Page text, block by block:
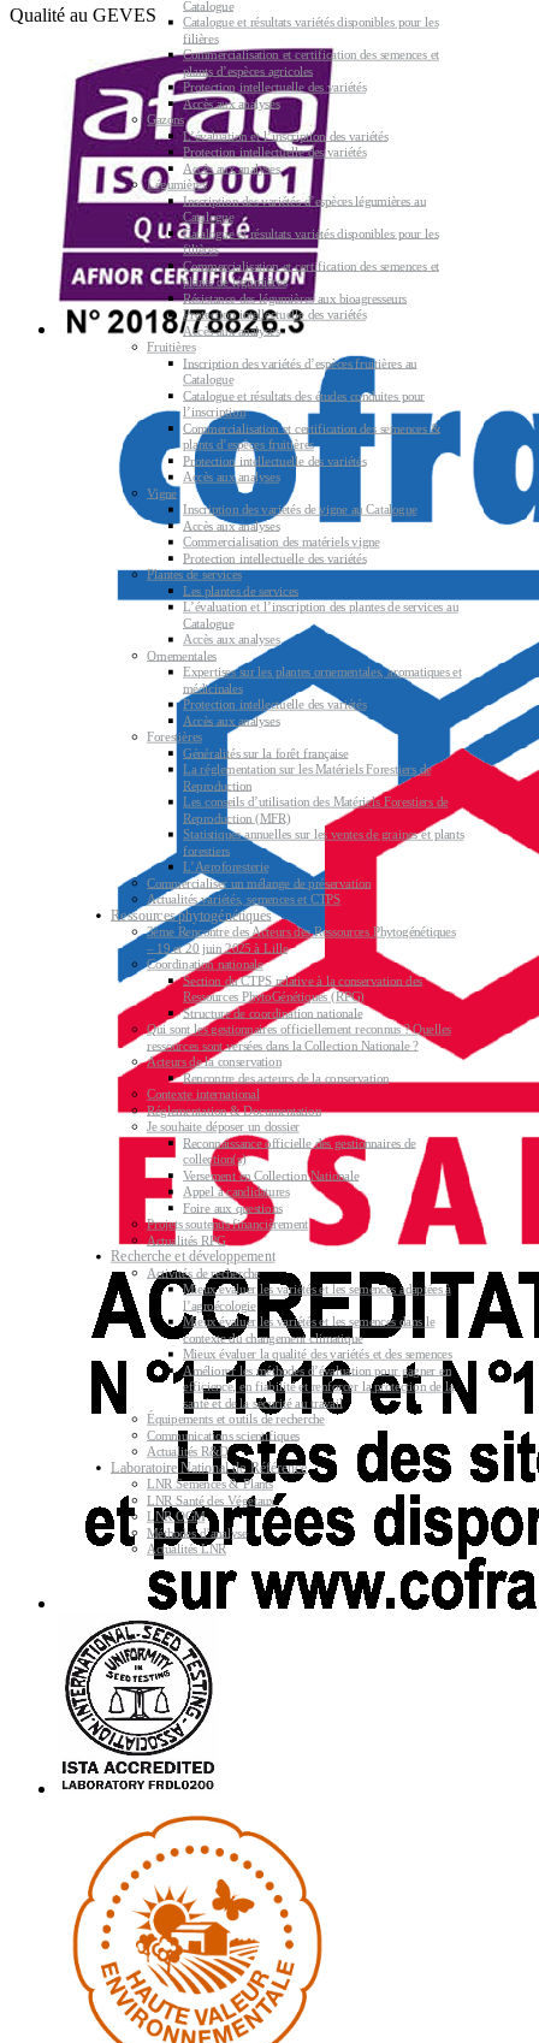
Qualité au GEVES
Catalogue
Catalogue et résultats variétés disponibles pour les
filières
Commercialisation et certification des semences et
plants d’espèces agricoles
Protection intellectuelle des variétés
Accès aux analyses
Gazons
L’évaluation et l’inscription des variétés
Protection intellectuelle des variétés
Accès aux analyses
Légumières
Inscription des variétés d’espèces légumières au
Catalogue
Catalogue et résultats variétés disponibles pour les
filières
Commercialisation et certification des semences et
plants de légumières
Résistance des légumières aux bioagresseurs
Protection intellectuelle des variétés
Accès aux analyses
Fruitières
Inscription des variétés d’espèces fruitières au
Catalogue
Catalogue et résultats des études conduites pour
l’inscription
Commercialisation et certification des semences &
plants d’espèces fruitières
Protection intellectuelle des variétés
Accès aux analyses
Vigne
Inscription des variétés de vigne au Catalogue
Accès aux analyses
Commercialisation des matériels vigne
Protection intellectuelle des variétés
Plantes de services
Les plantes de services
L’évaluation et l’inscription des plantes de services au
Catalogue
Accès aux analyses
Ornementales
Expertises sur les plantes ornementales, aromatiques et
médicinales
Protection intellectuelle des variétés
Accès aux analyses
Forestières
Généralités sur la forêt française
La réglementation sur les Matériels Forestiers de
Reproduction
Les conseils d’utilisation des Matériels Forestiers de
Reproduction (MFR)
Statistiques annuelles sur les ventes de graines et plants
forestiers
L’Agroforesterie
Commercialiser un mélange de préservation
Actualités variétés, semences et CTPS
Ressources phytogénétiques
3ème Rencontre des Acteurs des Ressources Phytogénétiques
– 19 et 20 juin 2025 à Lille
Coordination nationale
Section du CTPS relative à la conservation des
Ressources PhytoGénétiques (RPG)
Structure de coordination nationale
Qui sont les gestionnaires officiellement reconnus ? Quelles
ressources sont versées dans la Collection Nationale ?
Acteurs de la conservation
Rencontre des acteurs de la conservation
Contexte international
Réglementation & Documentation
Je souhaite déposer un dossier
Reconnaissance officielle des gestionnaires de
collection(s)
Versement en Collection Nationale
Appel à candidatures
Foire aux questions
Projets soutenus financièrement
Actualités RPG
Recherche et développement
Activités de recherche
Mieux évaluer les variétés et les semences adaptées à
l’agroécologie
Mieux évaluer les variétés et les semences dans le
contexte du changement climatique
Mieux évaluer la qualité des variétés et des semences
Améliorer les méthodes d’évaluation pour gagner en
efficience, en fiabilité et renforcer la protection de la
santé et de la sécurité au travail
Équipements et outils de recherche
Communications scientifiques
Actualités R&D
Laboratoire National de Référence
LNR Semences & Plants
LNR Santé des Végétaux
LNR OGM
Méthodes d’analyse
Actualités LNR